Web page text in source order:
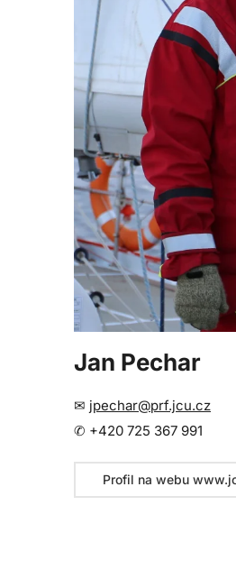
Jan Pechar
✉ jpechar@prf.jcu.cz
✆ +420 725 367 991
Profil na webu